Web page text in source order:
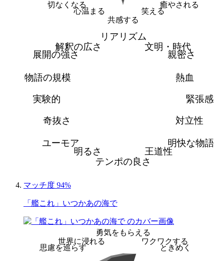
癒やされる
笑える
共感する
心温まる
切なくなる
リアリズム
文明・時代
親密さ
熱血
緊張感
対立性
明快な物語
王道性
テンポの良さ
明るさ
ユーモア
奇抜さ
実験的
物語の規模
展開の強さ
解釈の広さ
マッチ度 94%
「艦これ」いつかあの海で
勇気をもらえる
ワクワクする
ときめく
思慮を巡らす
世界に浸れる